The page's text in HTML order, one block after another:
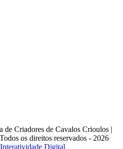
de Criadores de Cavalos Crioulos |
os direitos reservados - 2026